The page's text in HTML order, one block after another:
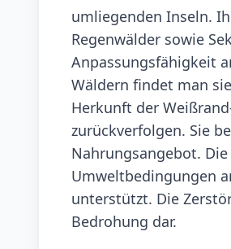
umliegenden Inseln.
Regenwälder sowie
Anpassungsfähigkeit
Wäldern findet man
Herkunft der
zurückverfolgen. Sie
Nahrungsangebot.
Umweltbedingungen
unterstützt. Die
Bedrohung dar.